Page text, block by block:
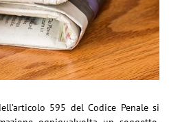
595 del Codice Penale si